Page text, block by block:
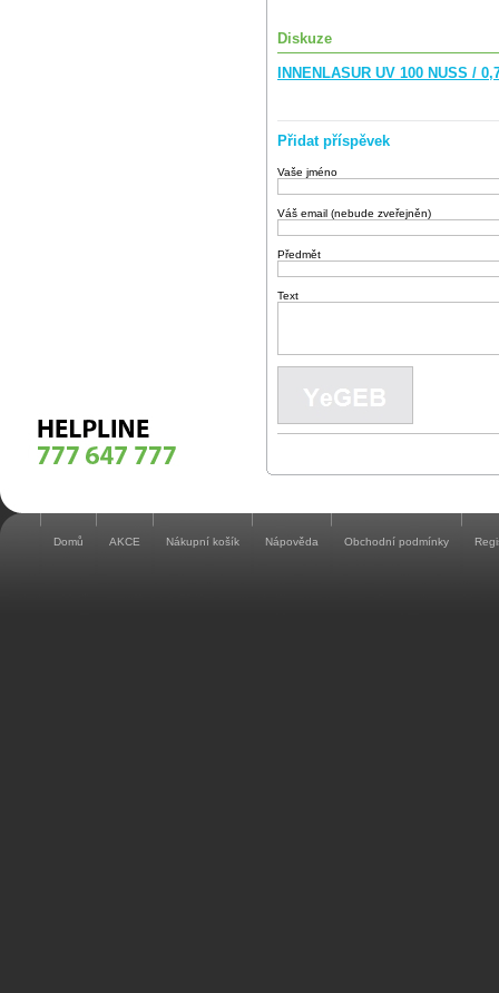
Diskuze
INNENLASUR UV 100 NUSS /
Přidat příspěvek
Vaše jméno
Váš email (nebude zveřejněn)
Předmět
Text
Domů AKCE Nákupní košík Nápověda Obchodní podmínky